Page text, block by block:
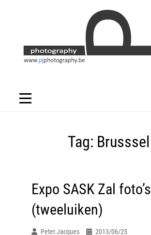
Tag: Brusssel
Expo SASK Zal foto’s
(tweeluiken)
Peter.jacques 2013/06/25